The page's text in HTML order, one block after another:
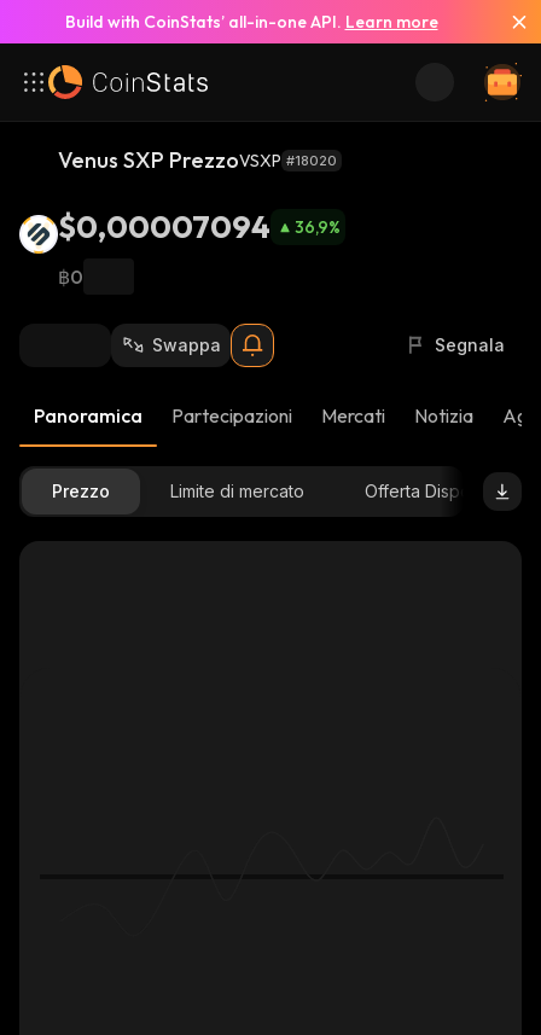
Build with CoinStats’ all-in-one API. Learn more
Venus SXP PrezzoVSXP #18020
$0,00007094 36,9%
฿0
Swappa Segnala
Panoramica Partecipazioni Mercati Notizia
Prezzo Limite di mercato Offerta Disponibile